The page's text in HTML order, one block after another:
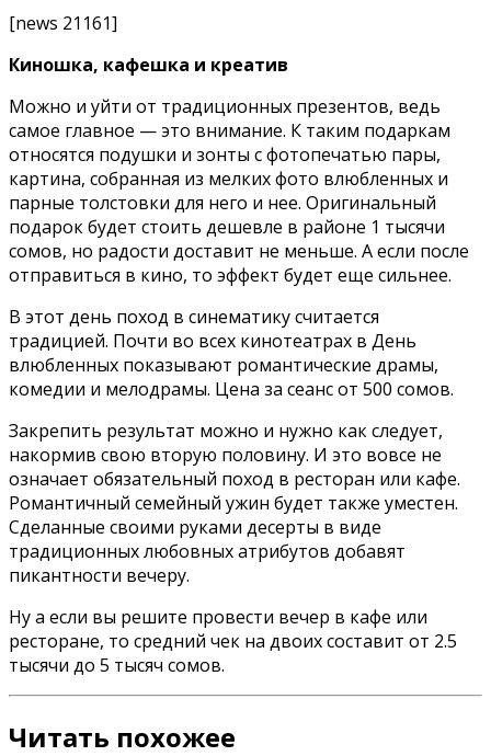
[news 21161]
Киношка, кафешка и креатив
Можно и уйти от традиционных презентов, ведь
самое главное — это внимание. К таким подаркам
относятся подушки и зонты с фотопечатью пары,
картина, собранная из мелких фото влюбленных и
парные толстовки для него и нее. Оригинальный
подарок будет стоить дешевле в районе 1 тысячи
сомов, но радости доставит не меньше. А если после
отправиться в кино, то эффект будет еще сильнее.
В этот день поход в синематику считается
традицией. Почти во всех кинотеатрах в День
влюбленных показывают романтические драмы,
комедии и мелодрамы. Цена за сеанс от 500 сомов.
Закрепить результат можно и нужно как следует,
накормив свою вторую половину. И это вовсе не
означает обязательный поход в ресторан или кафе.
Романтичный семейный ужин будет также уместен.
Сделанные своими руками десерты в виде
традиционных любовных атрибутов добавят
пикантности вечеру.
Ну а если вы решите провести вечер в кафе или
ресторане, то средний чек на двоих составит от 2.5
тысячи до 5 тысяч сомов.
Читать похожее